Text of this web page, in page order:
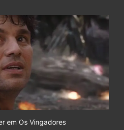
em Os Vingadores